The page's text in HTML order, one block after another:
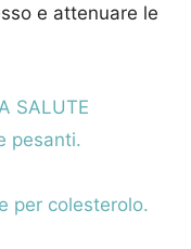
e attenuare le
SALUTE
pesanti.
per colesterolo.